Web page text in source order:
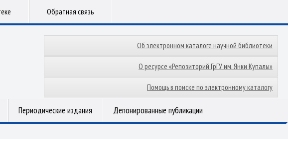
Обратная связь
Об электронном каталоге научной библиотеки
О ресурсе «Репозиторий ГрГУ им. Янки Купалы»
Помощь в поиске по электронному каталогу
Периодические издания Депонированные публикации